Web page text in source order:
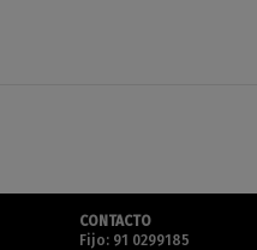
CONTACTO
Fijo: 91 0299185